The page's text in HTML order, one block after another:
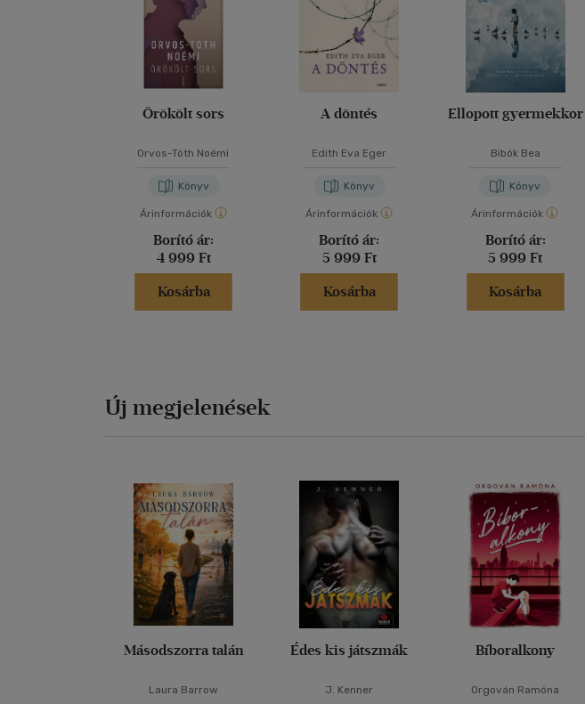
Örökölt sors
Orvos-Tóth Noémi
Könyv
Árinformációk
Borító ár:
4 999 Ft
Kosárba
A döntés
Edith Eva Eger
Könyv
Árinformációk
Borító ár:
5 999 Ft
Kosárba
Ellopott gyermekkor
Bibók Bea
Könyv
Árinformációk
Borító ár:
5 999 Ft
Kosárba
Új megjelenések
Másodszorra talán
Laura Barrow
Édes kis játszmák
J. Kenner
Bíboralkony
Orgován Ramóna